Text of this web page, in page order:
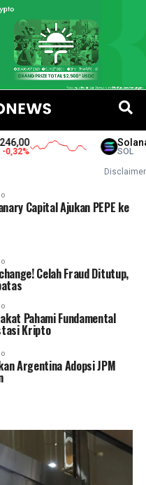
%
Solana
SOL
Disclaimer
Capital Ajukan PEPE ke
Celah Fraud Ditutup,
Pahami Fundamental
Kripto
Argentina Adopsi JPM